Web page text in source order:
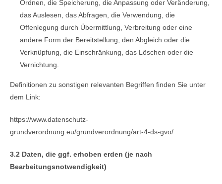
Ordnen, die Speicherung, die Anpassung oder Veränderung,
das Auslesen, das Abfragen, die Verwendung, die
Offenlegung durch Übermittlung, Verbreitung oder eine
andere Form der Bereitstellung, den Abgleich oder die
Verknüpfung, die Einschränkung, das Löschen oder die
Vernichtung.
Definitionen zu sonstigen relevanten Begriffen finden Sie unter
dem Link:
https://www.datenschutz-
grundverordnung.eu/grundverordnung/art-4-ds-gvo/
3.2 Daten, die ggf. erhoben erden (je nach
Bearbeitungsnotwendigkeit)